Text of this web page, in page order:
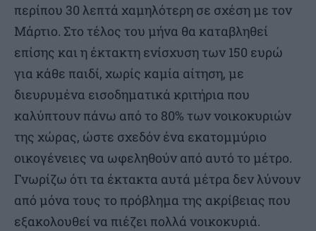
περίπου 30 λεπτά χαμηλότερη σε σχέση με τον
Μάρτιο. Στο τέλος του μήνα θα καταβληθεί
επίσης και η έκτακτη ενίσχυση των 150 ευρώ
για κάθε παιδί, χωρίς καμία αίτηση, με
διευρυμένα εισοδηματικά κριτήρια που
καλύπτουν πάνω από το 80% των νοικοκυριών
της χώρας, ώστε σχεδόν ένα εκατομμύριο
οικογένειες να ωφεληθούν από αυτό το μέτρο.
Γνωρίζω ότι τα έκτακτα αυτά μέτρα δεν λύνουν
από μόνα τους το πρόβλημα της ακρίβειας που
εξακολουθεί να πιέζει πολλά νοικοκυριά.